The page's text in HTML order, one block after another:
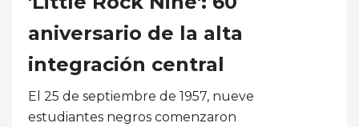
aniversario de la alta
integración central
El 25 de septiembre de 1957, nueve
estudiantes negros comenzaron